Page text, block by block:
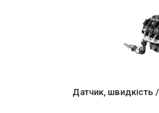
Датчик, швидкість